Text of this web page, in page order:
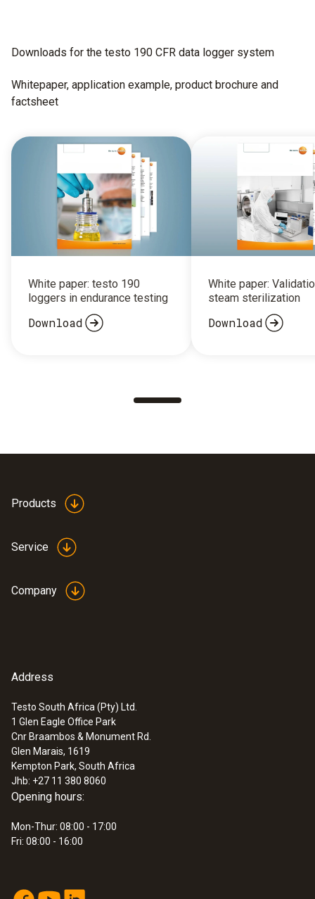
Downloads for the testo 190 CFR data logger system
Whitepaper, application example, product brochure and
factsheet
White paper: testo 190
loggers in endurance testing
Download
White paper:
steam sterilization
Download
Products
Service
Company
Address
Testo South Africa (Pty) Ltd.
1 Glen Eagle Office Park
Cnr Braambos & Monument Rd.
Glen Marais, 1619
Kempton Park, South Africa
Jhb: +27 11 380 8060
Opening hours:
Mon-Thur: 08:00 - 17:00
Fri: 08:00 - 16:00